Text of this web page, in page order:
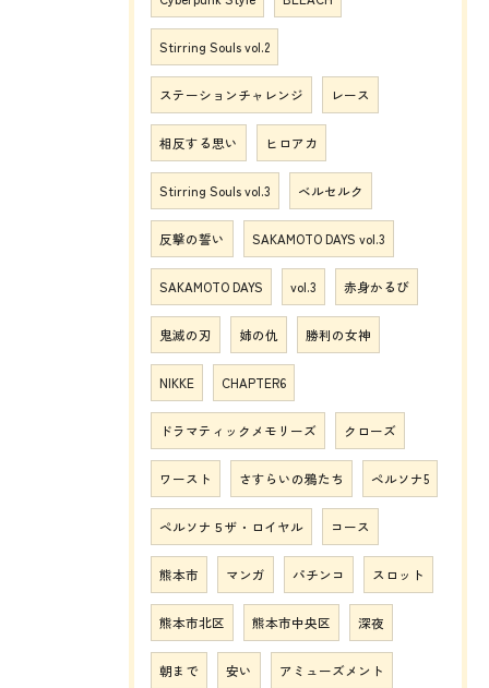
Stirring Souls vol.2
ステーションチャレンジ レース
相反する思い ヒロアカ
Stirring Souls vol.3 ベルセルク
反撃の誓い SAKAMOTO DAYS vol.3
SAKAMOTO DAYS vol.3 赤身かるび
鬼滅の刃 姉の仇 勝利の女神
NIKKE CHAPTER6
ドラマティックメモリーズ クローズ
ワースト さすらいの鴉たち ペルソナ5
ペルソナ５ザ・ロイヤル コース
熊本市 マンガ パチンコ スロット
熊本市北区 熊本市中央区 深夜
朝まで 安い アミューズメント